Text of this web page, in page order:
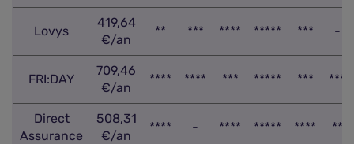
Lovys
419,64
€/an
** *** **** ***** *** -
FRI:DAY
709,46
€/an
**** **** *** ***** *** ***
Direct
Assurance
508,31
€/an
**** - **** ***** **** **